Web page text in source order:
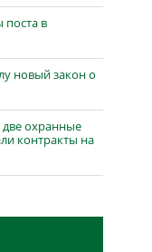
поста в
новый закон о
охранные
контракты на